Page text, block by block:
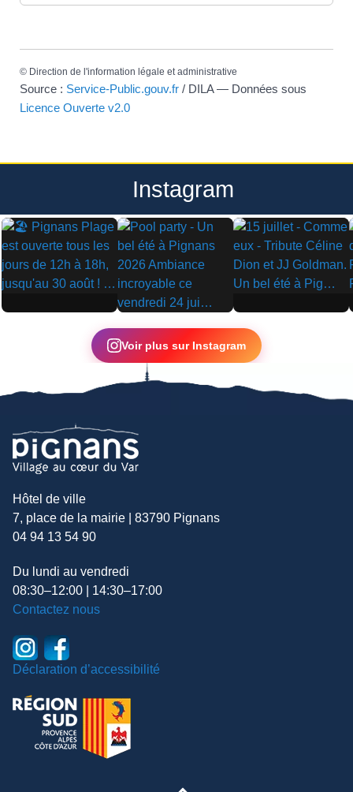
© Direction de l'information légale et administrative
Source : Service-Public.gouv.fr / DILA — Données sous
Licence Ouverte v2.0
Instagram
▶
▶
▶
Voir plus sur Instagram
Hôtel de ville
7, place de la mairie | 83790 Pignans
04 94 13 54 90
Du lundi au vendredi
08:30–12:00 | 14:30–17:00
Contactez nous
Déclaration d’accessibilité